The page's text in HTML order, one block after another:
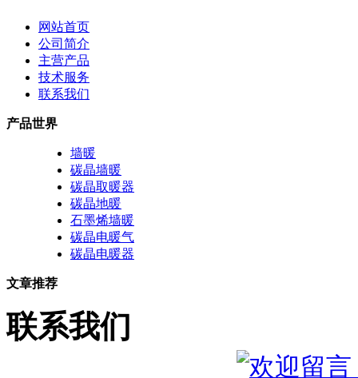
网站首页
公司简介
主营产品
技术服务
联系我们
产品世界
墙暖
碳晶墙暖
碳晶取暖器
碳晶地暖
石墨烯墙暖
碳晶电暖气
碳晶电暖器
文章推荐
联系我们